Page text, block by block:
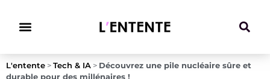
L'entente > Tech & IA > Découvrez une pile nucléaire sûre et
durable pour des millénaires !